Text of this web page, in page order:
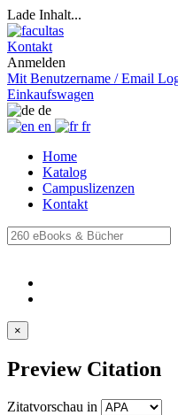
Lade Inhalt...
Kontakt
Anmelden
Mit Benutzername / Email
Einkaufswagen
de
en
fr
Home
Katalog
Campuslizenzen
Kontakt
×
Preview Citation
Zitatvorschau in